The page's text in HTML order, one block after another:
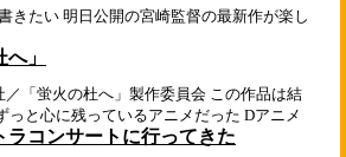
きたい 明日公開の宮崎監督の最新作が楽し
へ」
「蛍火の杜へ」製作委員会 この作品は結
っと心に残っているアニメだった Dアニメ
ラコンサートに行ってきた